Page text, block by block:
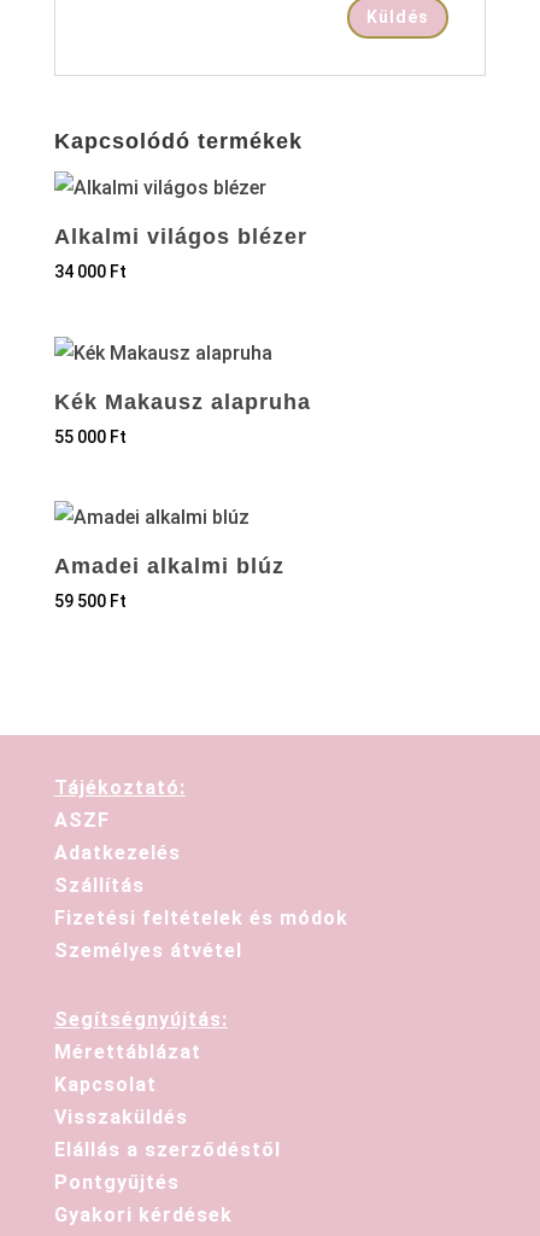
Kapcsolódó termékek
Alkalmi világos blézer
34 000 Ft
Kék Makausz alapruha
55 000 Ft
Amadei alkalmi blúz
59 500 Ft
Tájékoztató:
ASZF
Adatkezelés
Szállítás
Fizetési feltételek és módok
Személyes átvétel
Segítségnyújtás:
Mérettáblázat
Kapcsolat
Visszaküldés
Elállás a szerződéstől
Pontgyűjtés
Gyakori kérdések